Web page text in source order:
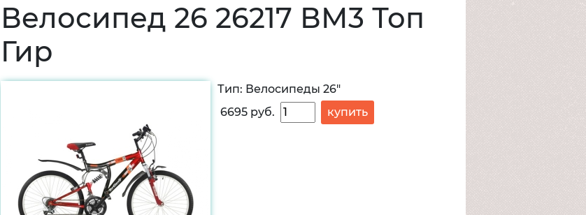
Велосипед 26 26217 ВМ3 Топ
Гир
Тип: Велосипеды 26"
6695 руб.
купить